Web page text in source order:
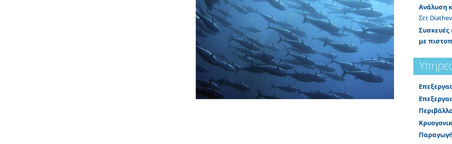
Ανάλυση
Σετ
Συσκευές
με